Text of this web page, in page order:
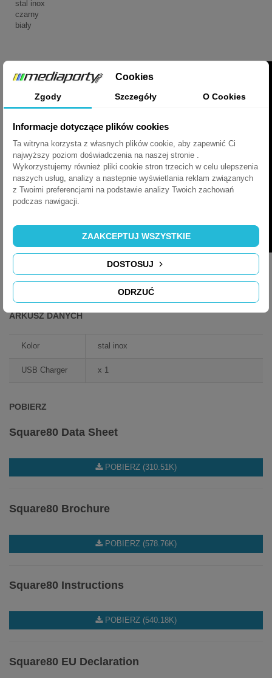
stal inox
czarny
biały
KARTA KATALOGOWA EVOLINE SQUARE80
ARKUSZ DANYCH
Kolor stal inox
USB Charger x 1
POBIERZ
Square80 Data Sheet
POBIERZ (310.51K)
Square80 Brochure
POBIERZ (578.76K)
Square80 Instructions
POBIERZ (540.18K)
Square80 EU Declaration
Cookies
Zgody Szczegóły O Cookies
Informacje dotyczące plików cookies
Ta witryna korzysta z własnych plików cookie, aby zapewnić Ci
najwyższy poziom doświadczenia na naszej stronie .
Wykorzystujemy również pliki cookie stron trzecich w celu ulepszenia
naszych usług, analizy a nastepnie wyświetlania reklam związanych
z Twoimi preferencjami na podstawie analizy Twoich zachowań
podczas nawigacji.
ODRZUĆ
DOSTOSUJ
ZAAKCEPTUJ WSZYSTKIE